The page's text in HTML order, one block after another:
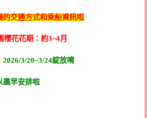
的交通方式和乘船資訊啦
櫻花花期：約3~4月
3/20~3/24綻放唷
盡早安排啦